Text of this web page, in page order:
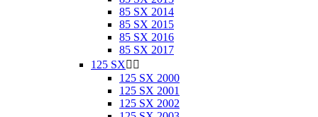
85 SX 2014
85 SX 2015
85 SX 2016
85 SX 2017
125 SX 
125 SX 2000
125 SX 2001
125 SX 2002